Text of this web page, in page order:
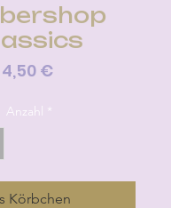
4,50 €Preis
Anzahl *
Körbchen